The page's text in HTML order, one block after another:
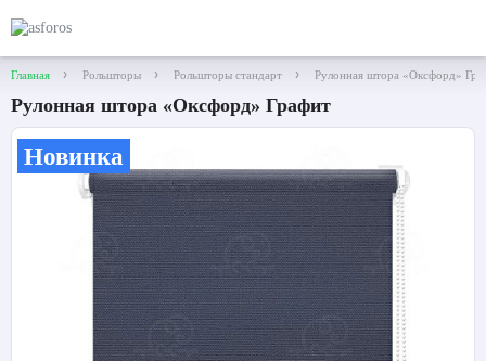
Главная Рольшторы Рольшторы стандарт Рулонная штора «Оксфорд»
Рулонная штора «Оксфорд» Графит
Новинка